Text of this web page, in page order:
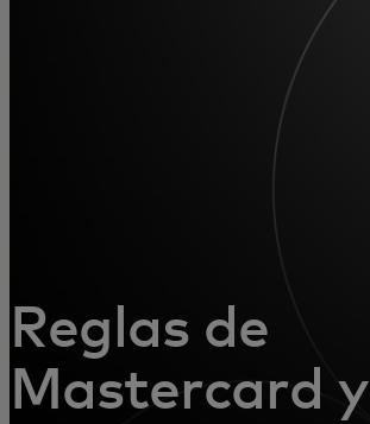
Noticias y tendencias
Reglas de
Mastercard y